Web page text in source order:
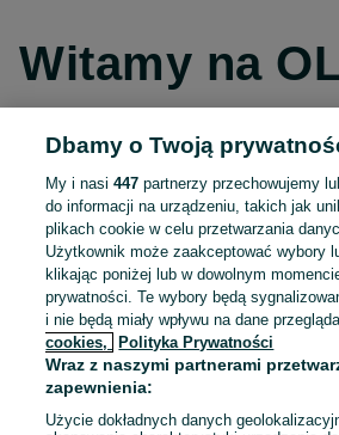
Witamy na
Kontynuuj przez
Kontynuuj przez
Kontynuuj przez
LUB
Dbamy o Twoją
My i nasi447 partnerzy przechowujemy
do informacji na urządzeniu, takich jak
plikach cookie w celu przetwarzania
Użytkownik może zaakceptować wybory
klikając poniżej lub w dowolnym
prywatności. Te wybory będą
i nie będą miały wpływu na dane
cookies,
Polityka Prywatności
Wraz z naszymi partnerami
zapewnienia:
Użycie dokładnych danych